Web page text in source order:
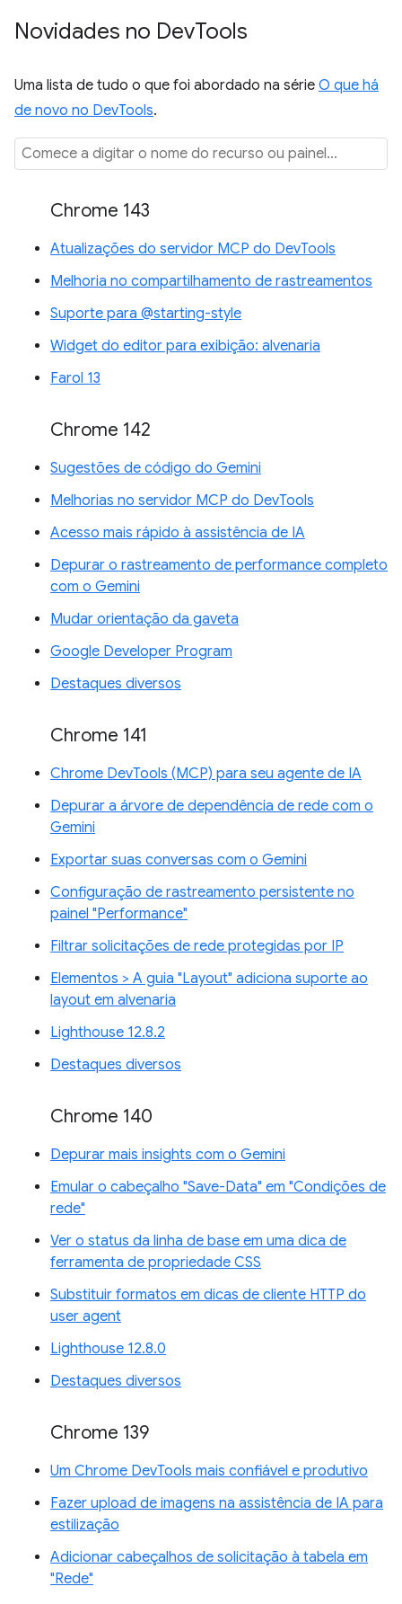
Novidades no DevTools
Uma lista de tudo o que foi abordado na série O que há
de novo no DevTools.
Chrome 143
Atualizações do servidor MCP do DevTools
Melhoria no compartilhamento de rastreamentos
Suporte para @starting-style
Widget do editor para exibição: alvenaria
Farol 13
Chrome 142
Sugestões de código do Gemini
Melhorias no servidor MCP do DevTools
Acesso mais rápido à assistência de IA
Depurar o rastreamento de performance completo
com o Gemini
Mudar orientação da gaveta
Google Developer Program
Destaques diversos
Chrome 141
Chrome DevTools (MCP) para seu agente de IA
Depurar a árvore de dependência de rede com o
Gemini
Exportar suas conversas com o Gemini
Configuração de rastreamento persistente no
painel "Performance"
Filtrar solicitações de rede protegidas por IP
Elementos > A guia "Layout" adiciona suporte ao
layout em alvenaria
Lighthouse 12.8.2
Destaques diversos
Chrome 140
Depurar mais insights com o Gemini
Emular o cabeçalho "Save-Data" em "Condições de
rede"
Ver o status da linha de base em uma dica de
ferramenta de propriedade CSS
Substituir formatos em dicas de cliente HTTP do
user agent
Lighthouse 12.8.0
Destaques diversos
Chrome 139
Um Chrome DevTools mais confiável e produtivo
Fazer upload de imagens na assistência de IA para
estilização
Adicionar cabeçalhos de solicitação à tabela em
"Rede"